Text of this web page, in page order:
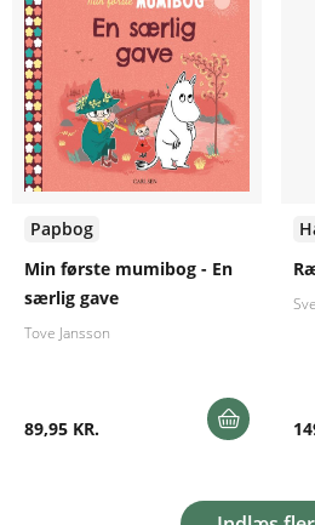
Papbog
Min første mumibog - En
særlig gave
Tove Jansson
89,95 KR.